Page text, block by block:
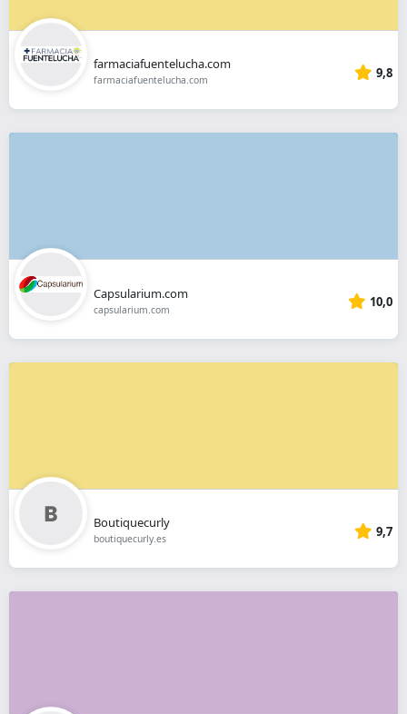
farmaciafuentelucha.com
farmaciafuentelucha.com 9,8
Capsularium.com
capsularium.com 10,0
Boutiquecurly
boutiquecurly.es 9,7